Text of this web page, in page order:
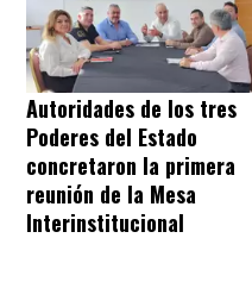
Autoridades de los tres
Poderes del Estado
concretaron la primera
reunión de la Mesa
Interinstitucional